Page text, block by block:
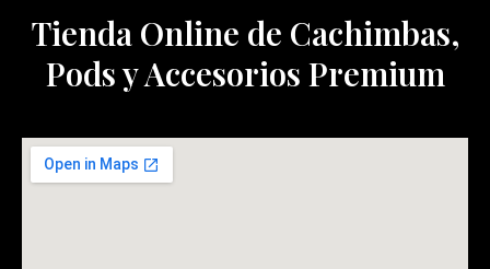
Tienda Online de Cachimbas,
Pods y Accesorios Premium